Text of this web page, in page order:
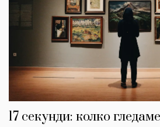
17 секунди: колко